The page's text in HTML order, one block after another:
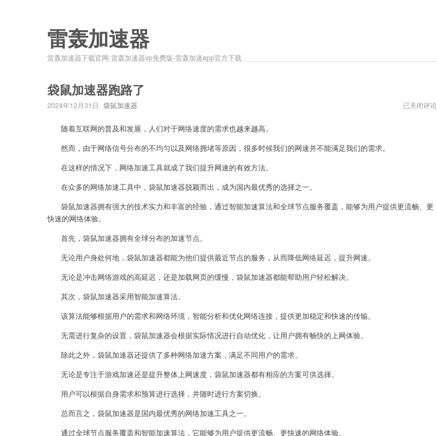
雷轰加速器
雷轰加速器下载官网-雷轰加速器vp免费版-雷轰加速app官方下载
袋鼠加速器跑路了
2024年12月31日 袋鼠加速器
袋
已关闭评论
随着互联网的普及和发展，人们对于网络速度的需求也越来越高。
然而，由于网络信号分布的不均匀以及网络拥堵等原因，很多时候我们的网速并不能满足我们的需求。
在这样的情况下，网络加速工具就成了我们提升网速的有效方法。
在众多的网络加速工具中，袋鼠加速器脱颖而出，成为国内最优秀的选择之一。
袋鼠加速器拥有强大的技术实力和丰富的经验，通过智能加速算法和全球节点服务覆盖，能够为用户提供更流畅、更
快速的网络体验。
首先，袋鼠加速器拥有全球分布的加速节点。
无论用户身处何地，袋鼠加速器都能为他们提供最近节点的服务，从而降低网络延迟，提升网速。
无论是冲击网络游戏的高延迟，还是加载网页的缓慢，袋鼠加速器都能帮助用户轻松解决。
其次，袋鼠加速器采用智能加速算法。
该算法能够根据用户的需求和网络环境，智能分析和优化网络连接，提供更加稳定和快速的传输。
无需进行复杂的设置，袋鼠加速器会根据实际情况进行自动优化，让用户拥有畅快的上网体验。
除此之外，袋鼠加速器还提供了多种网络加速方案，满足不同用户的需求。
无论是专注于游戏加速还是提升整体上网速度，袋鼠加速器都有相应的方案可供选择。
用户可以根据自身需求和预算进行选择，并随时进行方案切换。
总而言之，袋鼠加速器是国内最优秀的网络加速工具之一。
通过全球节点服务覆盖和智能加速算法，它能够为用户提供更流畅、更快速的网络体验。